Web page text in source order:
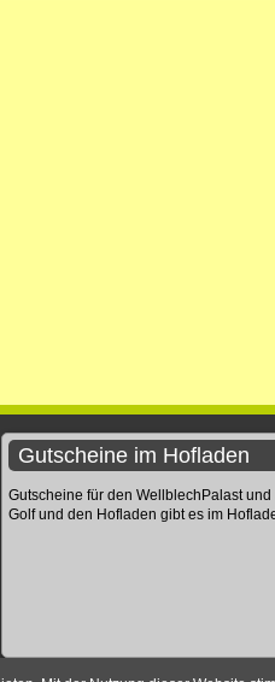
Gutscheine im Hofladen
Gutscheine für den WellblechPalast und
Golf und den Hofladen gibt es im